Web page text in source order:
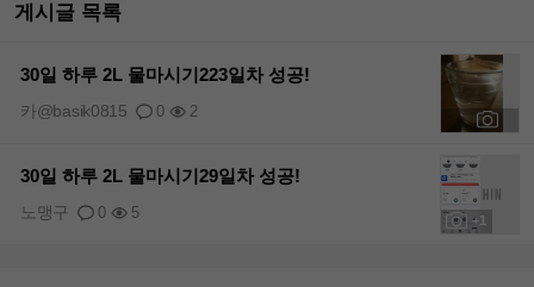
게시글 목록
30일 하루 2L 물마시기223일차 성공!
0 2
카@basik0815
+1
30일 하루 2L 물마시기29일차 성공!
0 5
노맹구